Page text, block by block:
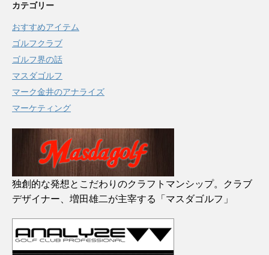
カテゴリー
おすすめアイテム
ゴルフクラブ
ゴルフ界の話
マスダゴルフ
マーク金井のアナライズ
マーケティング
独創的な発想とこだわりのクラフトマンシップ。クラブ
デザイナー、増田雄二が主宰する「マスダゴルフ」